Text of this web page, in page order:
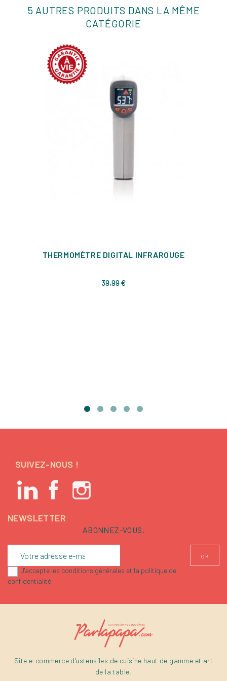
5 AUTRES PRODUITS DANS LA MÊME
CATÉGORIE
THERMOMÈTRE DIGITAL INFRAROUGE
39,99 €
SUIVEZ-NOUS !
NEWSLETTER
ABONNEZ-VOUS.
J'accepte les conditions générales et la politique de
confidentialité
Site e-commerce d'ustensiles de cuisine haut de gamme et art
de la table.